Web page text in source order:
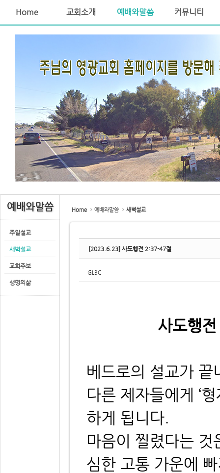
Home 교회소개 예배와말씀 커뮤니티
예배와말씀
주일설교
새벽설교
교회주보
생명의삶
Home 예배와말씀 새벽설교
[2023.6.23] 사도행전 2:37-47절
GLBC
사도행
베드로의 설교가 끝
다른 제자들에게 ‘
하게 됩니다.
마음이 찔렸다는
심한 고통 가운에
Sketchbook5, 스케치북5
Sketchbook5, 스케치북5